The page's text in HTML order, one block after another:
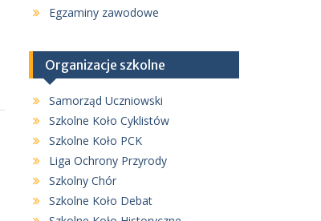
Egzaminy zawodowe
Organizacje szkolne
Samorząd Uczniowski
Szkolne Koło Cyklistów
Szkolne Koło PCK
Liga Ochrony Przyrody
Szkolny Chór
Szkolne Koło Debat